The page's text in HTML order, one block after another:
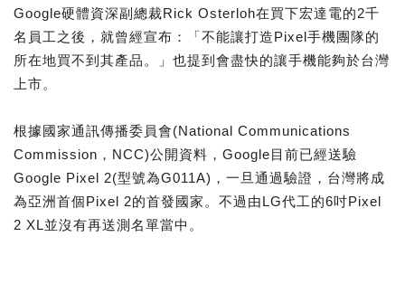
Google硬體資深副總裁Rick Osterloh在買下宏達電的2千
名員工之後，就曾經宣布：「不能讓打造Pixel手機團隊的
所在地買不到其產品。」也提到會盡快的讓手機能夠於台灣
上市。
根據國家通訊傳播委員會(National Communications
Commission，NCC)公開資料，Google目前已經送驗
Google Pixel 2(型號為G011A)，一旦通過驗證，台灣將成
為亞洲首個Pixel 2的首發國家。不過由LG代工的6吋Pixel
2 XL並沒有再送測名單當中。